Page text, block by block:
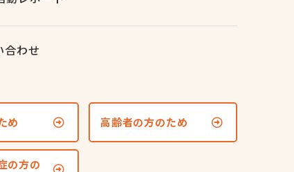
合わせ
め 高齢者の方のため
の方の